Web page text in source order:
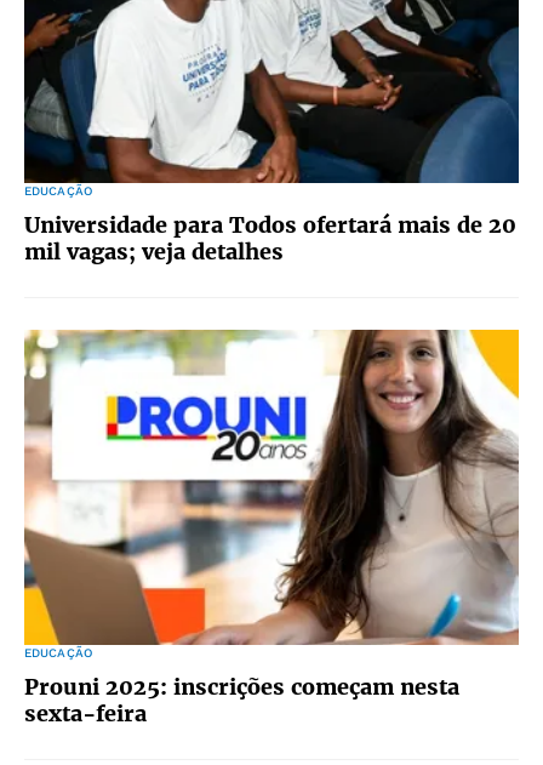
EDUCAÇÃO
Universidade para Todos ofertará mais de 20
mil vagas; veja detalhes
EDUCAÇÃO
Prouni 2025: inscrições começam nesta
sexta-feira